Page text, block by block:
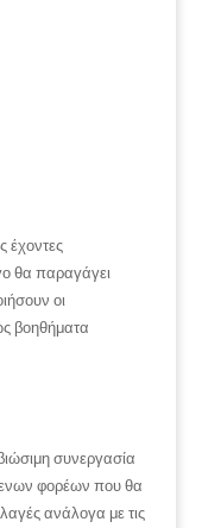
έχοντες
θα παραγάγει
οι
βοηθήματα
συνεργασία
φορέων που θα
ανάλογα με τις